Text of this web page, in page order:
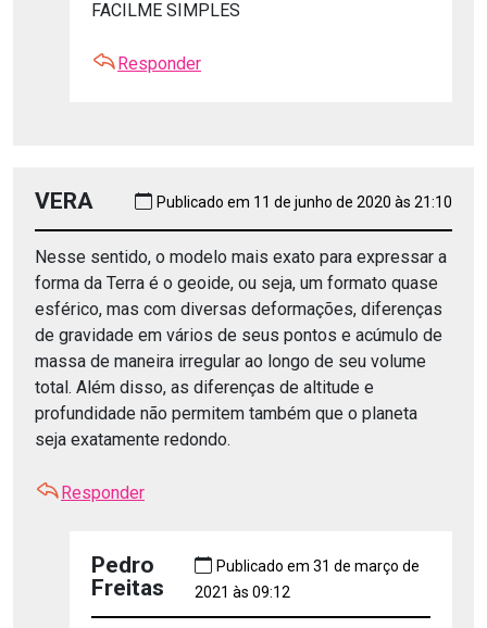
FACILME SIMPLES
Responder
VERA Publicado em 11 de junho de 2020 às 21:10
Nesse sentido, o modelo mais exato para expressar a
forma da Terra é o geoide, ou seja, um formato quase
esférico, mas com diversas deformações, diferenças
de gravidade em vários de seus pontos e acúmulo de
massa de maneira irregular ao longo de seu volume
total. Além disso, as diferenças de altitude e
profundidade não permitem também que o planeta
seja exatamente redondo.
Responder
Pedro
Freitas
Publicado em 31 de março de
2021 às 09:12